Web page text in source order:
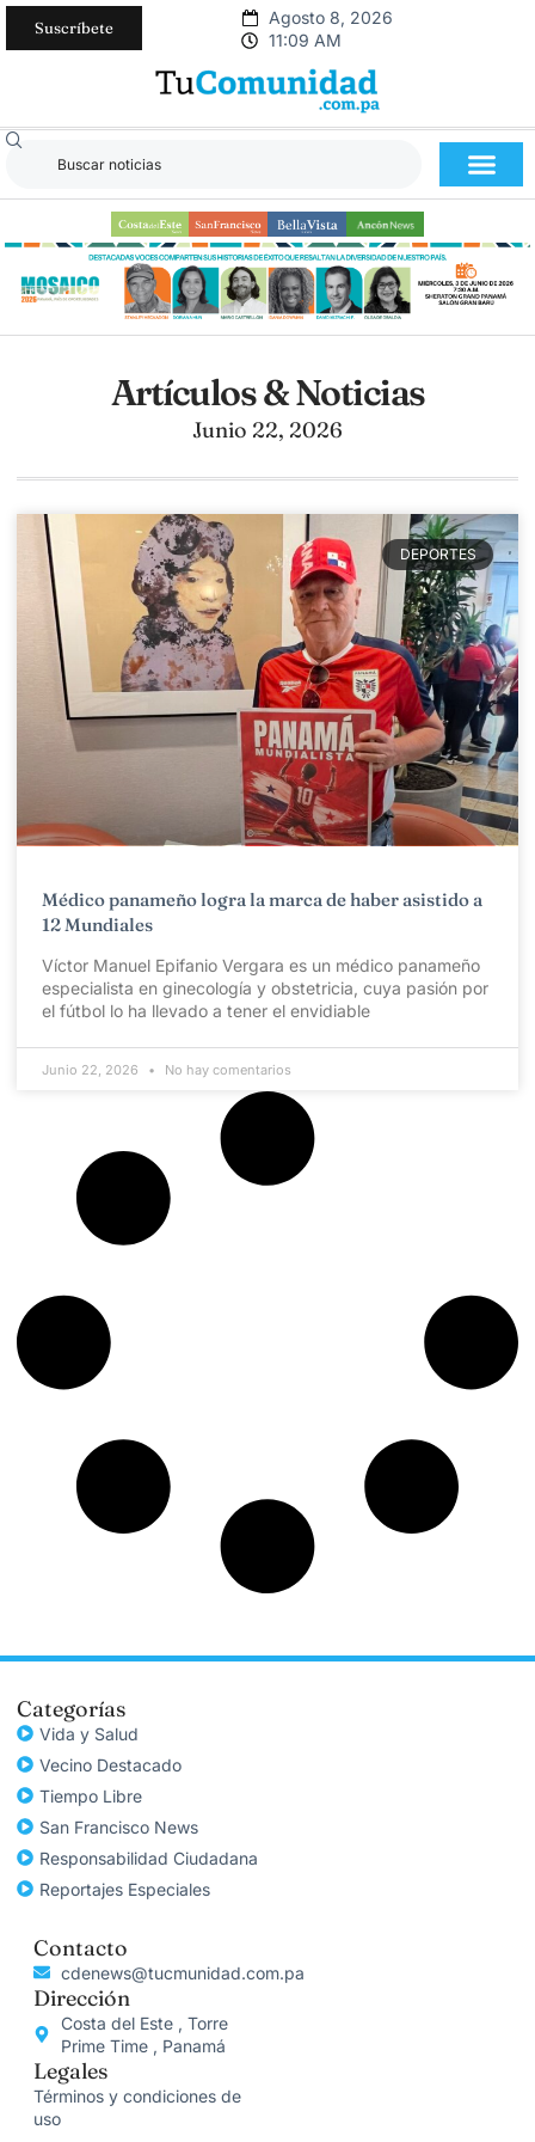
Suscríbete
Agosto 8, 2026
11:09 AM
Artículos & Noticias
Junio 22, 2026
DEPORTES
Médico panameño logra la marca de haber asistido a
12 Mundiales
Víctor Manuel Epifanio Vergara es un médico panameño
especialista en ginecología y obstetricia, cuya pasión por
el fútbol lo ha llevado a tener el envidiable
Junio 22, 2026 No hay comentarios
Categorías
Vida y Salud
Vecino Destacado
Tiempo Libre
San Francisco News
Responsabilidad Ciudadana
Reportajes Especiales
Contacto
cdenews@tucmunidad.com.pa
Dirección
Costa del Este , Torre
Prime Time , Panamá
Legales
Términos y condiciones de
uso